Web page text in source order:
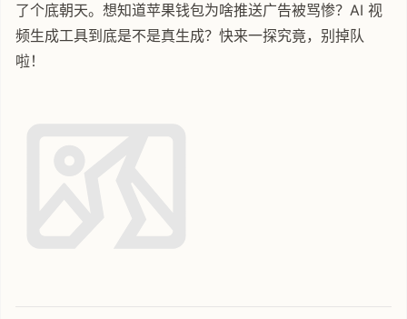
了个底朝天。想知道苹果钱包为啥推送广告被骂惨？AI 视
频生成工具到底是不是真生成？快来一探究竟，别掉队
啦！